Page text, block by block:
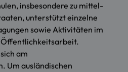
insbesondere zu mittel-
unterstützt einzelne
sowie Aktivitäten im
am
Um ausländischen